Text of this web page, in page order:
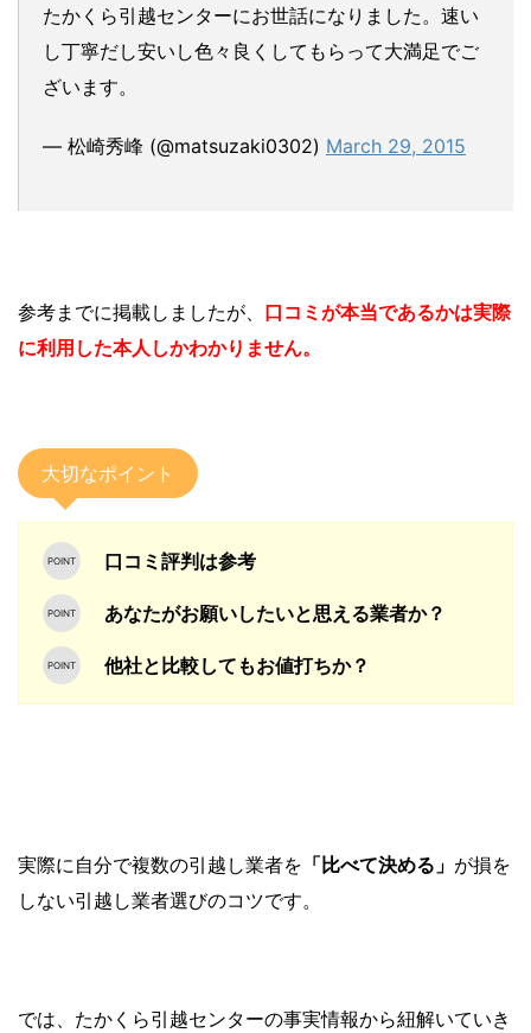
たかくら引越センターにお世話になりました。速い
し丁寧だし安いし色々良くしてもらって大満足でご
ざいます。
— 松崎秀峰 (@matsuzaki0302) March 29, 2015
参考までに掲載しましたが、 口コミが本当であるかは実際
に利用した本人しかわかりません。
大切なポイント
口コミ評判は参考
あなたがお願いしたいと思える業者か？
他社と比較してもお値打ちか？
実際に自分で複数の引越し業者を 「比べて決める」 が損を
しない引越し業者選びのコツです。
では、たかくら引越センターの事実情報から紐解いていき